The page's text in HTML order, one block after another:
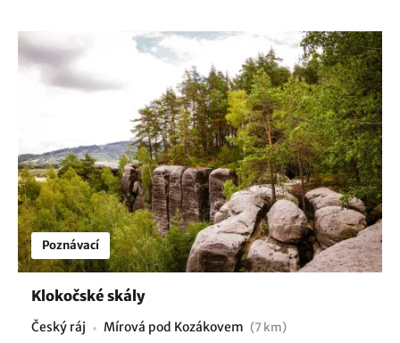
Poznávací
Klokočské skály
Český ráj Mírová pod Kozákovem (7 km)